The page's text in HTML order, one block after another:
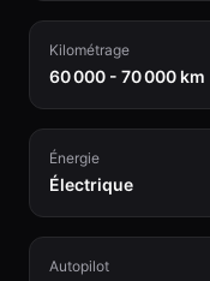
Kilométrage
60 000 - 70 000 km
Énergie
Électrique
Autopilot